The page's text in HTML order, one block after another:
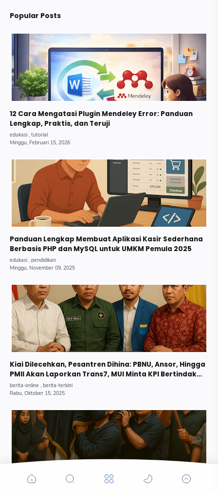
Popular Posts
12 Cara Mengatasi Plugin Mendeley Error: Panduan
Lengkap, Praktis, dan Teruji
Panduan Lengkap Membuat Aplikasi Kasir Sederhana
Berbasis PHP dan MySQL untuk UMKM Pemula 2025
Kiai Dilecehkan, Pesantren Dihina: PBNU, Ansor, Hingga
PMII Akan Laporkan Trans7, MUI Minta KPI Bertindak
Tegas.